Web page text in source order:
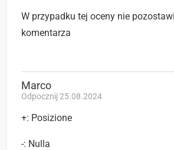
W przypadku tej oceny nie
komentarza
Marco
Odpocznij 25.08.2024
+: Posizione
-: Nulla